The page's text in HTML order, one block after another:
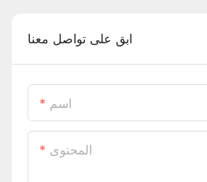
ابق على تواصل معنا
اسم
المحتوى